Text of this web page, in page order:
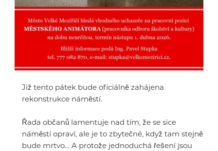
Již tento pátek bude oficiálně zahájena
rekonstrukce náměstí.
Řada občanů lamentuje nad tím, že se sice
náměstí opraví, ale je to zbytečné, když tam stejně
bude mrtvo… A protože jednoduchá řešení jsou